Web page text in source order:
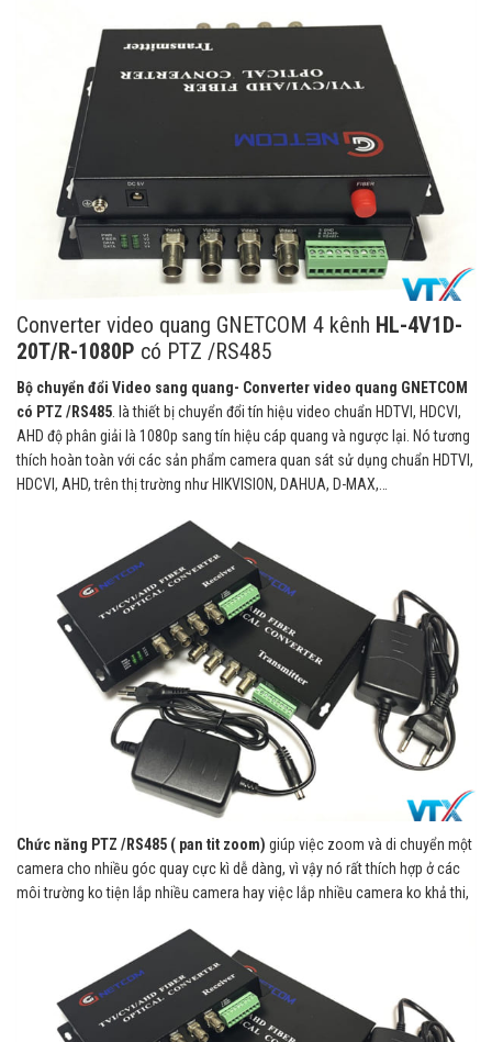
Converter video quang GNETCOM 4 kênh HL-4V1D-
20T/R-1080P có PTZ /RS485
Bộ chuyển đổi Video sang quang- Converter video quang GNETCOM
có PTZ /RS485 . là thiết bị chuyển đổi tín hiệu video chuẩn HDTVI, HDCVI,
AHD độ phân giải là 1080p sang tín hiệu cáp quang và ngược lại. Nó tương
thích hoàn toàn với các sản phẩm camera quan sát sử dụng chuẩn HDTVI,
HDCVI, AHD, trên thị trường như HIKVISION, DAHUA, D-MAX,…
Chức năng PTZ /RS485 ( pan tit zoom) giúp việc zoom và di chuyển một
camera cho nhiều góc quay cực kì dễ dàng, vì vậy nó rất thích hợp ở các
môi trường ko tiện lắp nhiều camera hay việc lắp nhiều camera ko khả thi,